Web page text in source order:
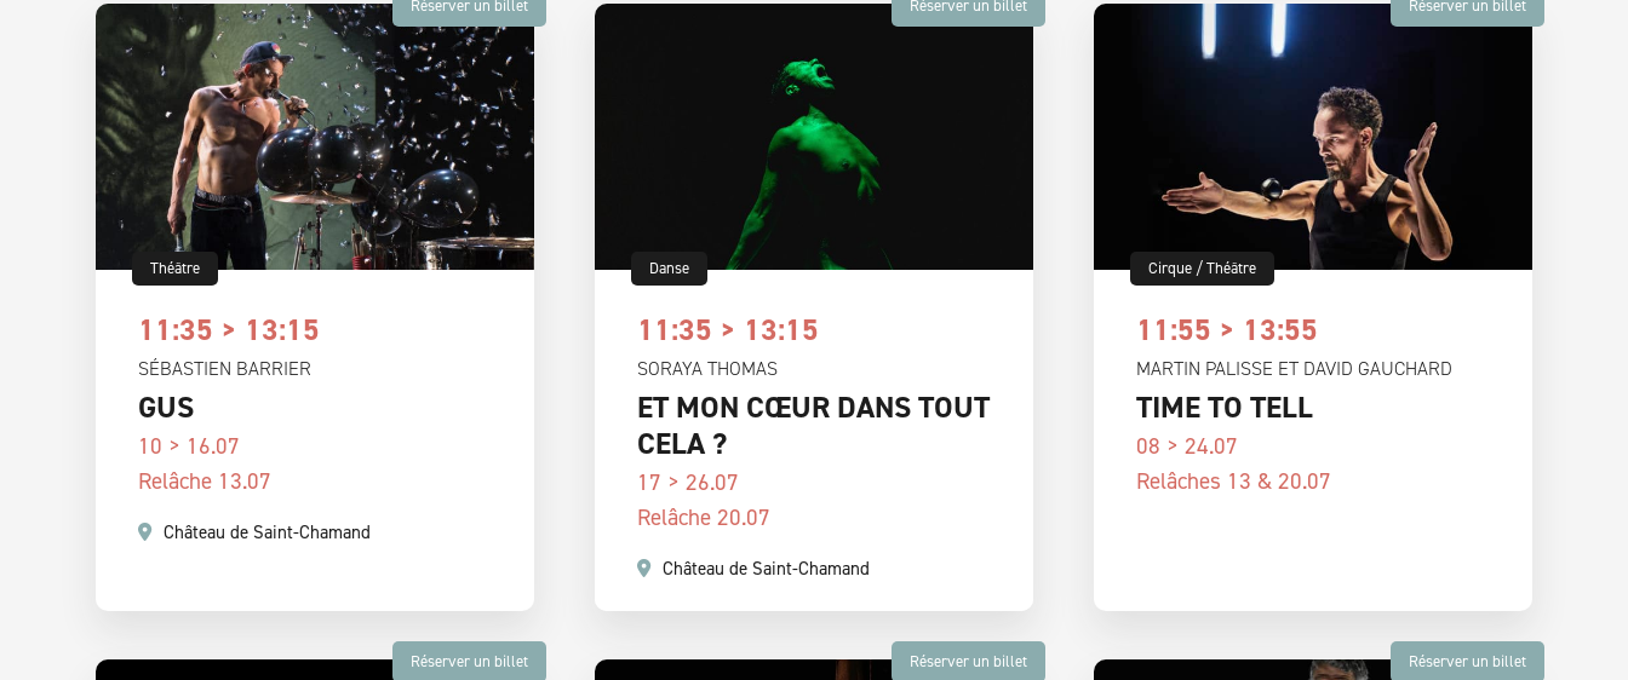
Réserver un billet
11:35 > 13:15
SÉBASTIEN BARRIER
GUS
Théâtre
10 > 16.07
Relâche 13.07
Château de Saint-Chamand
Réserver un billet
11:35 > 13:15
SORAYA THOMAS
ET MON CŒUR DANS TOUT
CELA ?
Danse
17 > 26.07
Relâche 20.07
Château de Saint-Chamand
Réserver un billet
11:55 > 13:55
MARTIN PALISSE ET DAVID GAUCHARD
TIME TO TELL
Cirque/Théâtre
08 > 24.07
Relâches 13 & 20.07
Réserver un billet Réserver un billet Réserver un billet